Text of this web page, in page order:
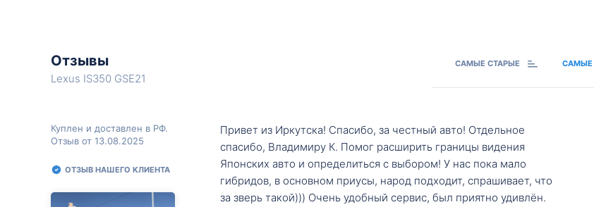
Отзывы
Lexus IS350 GSE21
САМЫЕ СТАРЫЕ САМЫЕ
Куплен и доставлен в РФ.
Отзыв от 13.08.2025
ОТЗЫВ НАШЕГО КЛИЕНТА
Привет из Иркутска! Спасибо, за честный авто! Отдельное
спасибо, Владимиру К. Помог расширить границы видения
Японских авто и определиться с выбором! У нас пока мало
гибридов, в основном приусы, народ подходит, спрашивает, что
за зверь такой))) Очень удобный сервис, был приятно удивлён.